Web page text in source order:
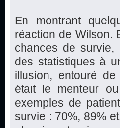
En montrant
réaction de Wilson.
chances de survie,
des statistiques à
illusion, entouré
était le menteur
exemples de
survie : 70%, 89%